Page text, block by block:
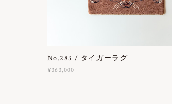
No.283 / タイガーラグ
¥363,000